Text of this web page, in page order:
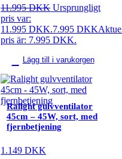
11.995DKK Ursprungligt
pris var:
11.995 DKK.7.995DKK
pris är: 7.995 DKK.
Lägg till i varukorgen
Ralight gulvventilator
45cm – 45W, sort, med
fjernbetjening
1.149DKK